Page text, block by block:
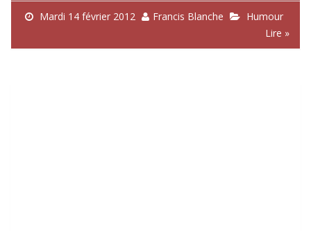
Mardi 14 février 2012 Francis Blanche
Humour
Lire »